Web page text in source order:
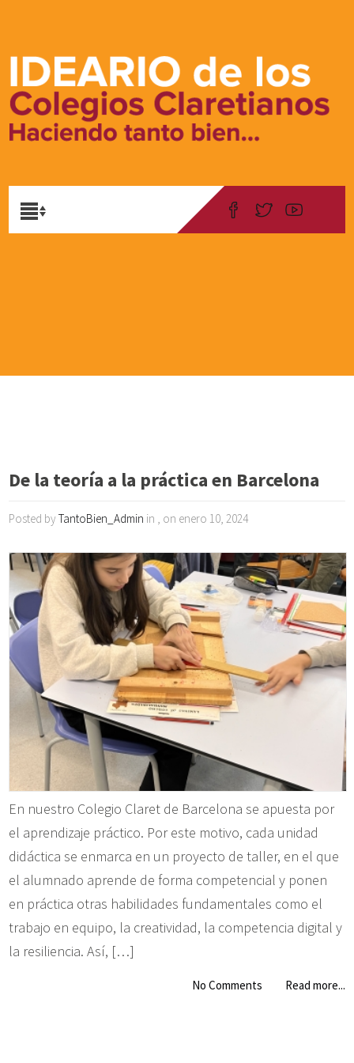
De la teoría a la práctica en Barcelona
Posted byTantoBien_Admin in , on enero 10, 2024
En nuestro Colegio Claret de Barcelona se apuesta por
el aprendizaje práctico. Por este motivo, cada unidad
didáctica se enmarca en un proyecto de taller, en el que
el alumnado aprende de forma competencial y ponen
en práctica otras habilidades fundamentales como el
trabajo en equipo, la creatividad, la competencia digital y
la resiliencia. Así, […]
No Comments Read more...